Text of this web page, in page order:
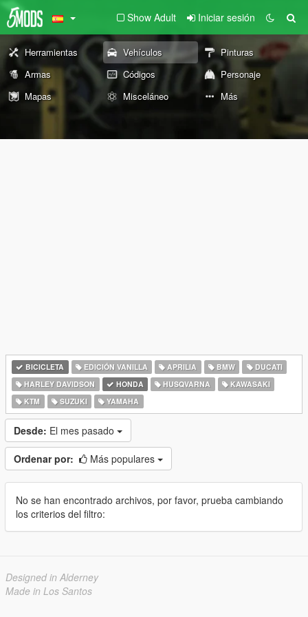
Show Adult Iniciar sesión
Herramientas Vehículos
Pinturas
Armas
Códigos
Personaje
Mapas
Misceláneo Más
BICICLETA EDICIÓN VANILLA APRILIA BMW
DUCATI
HARLEY DAVIDSON
HONDA HUSQVARNA
KAWASAKI
KTM
SUZUKI YAMAHA
Desde: El mes pasado
Ordenar por: Más populares
No se han encontrado archivos, por favor, prueba cambiando
los criterios del filtro:
Designed in Alderney
Made in Los Santos